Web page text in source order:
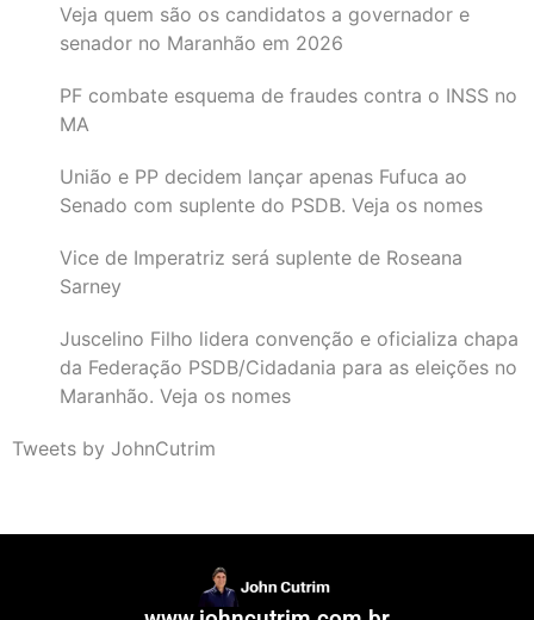
Veja quem são os candidatos a governador e
senador no Maranhão em 2026
PF combate esquema de fraudes contra o INSS no
MA
União e PP decidem lançar apenas Fufuca ao
Senado com suplente do PSDB. Veja os nomes
Vice de Imperatriz será suplente de Roseana
Sarney
Juscelino Filho lidera convenção e oficializa chapa
da Federação PSDB/Cidadania para as eleições no
Maranhão. Veja os nomes
Tweets by JohnCutrim